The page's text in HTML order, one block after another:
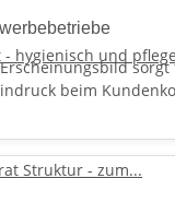
beim
hygienisch und